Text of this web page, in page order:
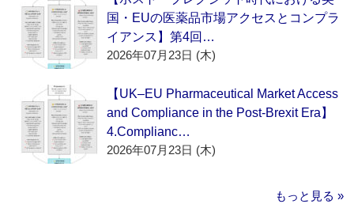
国・EUの医薬品市場アクセスとコンプラ
イアンス】第4回…
2026年07月23日 (木)
【UK–EU Pharmaceutical Market Access
and Compliance in the Post-Brexit Era】
4.Complianc…
2026年07月23日 (木)
もっと見る »